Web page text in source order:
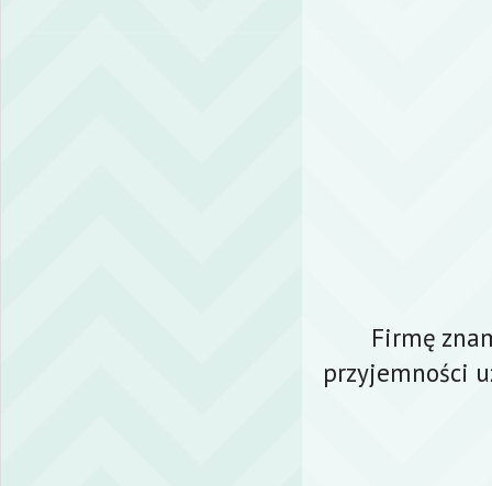
Firmę
przyjemności